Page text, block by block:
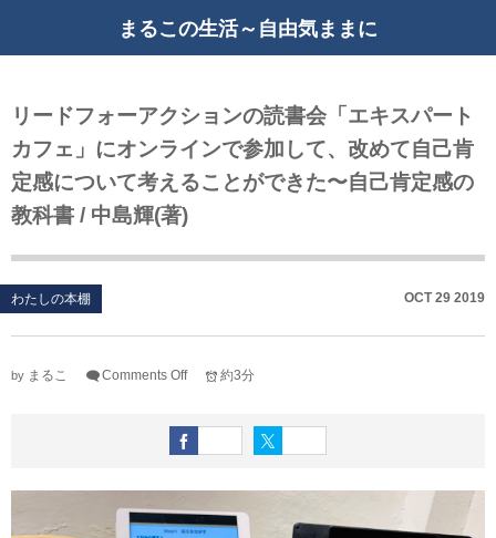
まるこの生活～自由気ままに
リードフォーアクションの読書会「エキスパート
カフェ」にオンラインで参加して、改めて自己肯
定感について考えることができた〜自己肯定感の
教科書 / 中島輝(著)
わたしの本棚 OCT 29 2019
by まるこ Comments Off 約3分